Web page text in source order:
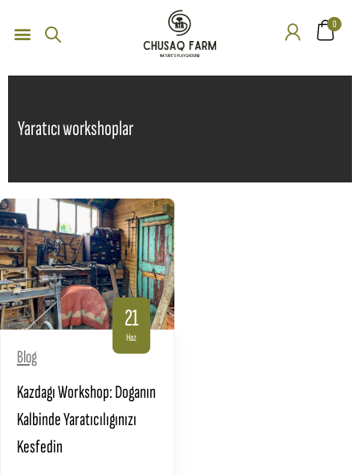
0
Yaratıcı workshoplar
21
Haz
Blog
Kazdagı Workshop: Doganın
Kalbinde Yaratıcılıgınızı
Kesfedin